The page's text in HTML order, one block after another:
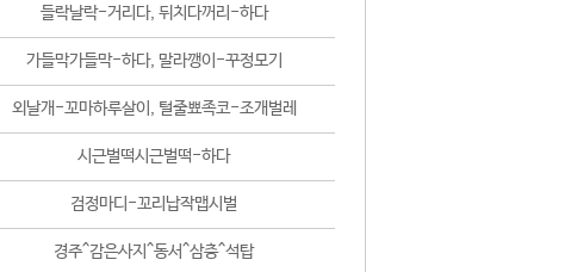
들락날락-거리다, 뒤치다꺼리-하다
가들막가들막-하다, 말라깽이-꾸정모기
외날개-꼬마하루살이, 털줄뾰족코-조개벌레
시근벌떡시근벌떡-하다
검정마디-꼬리납작맵시벌
경주^감은사지^동서^삼층^석탑